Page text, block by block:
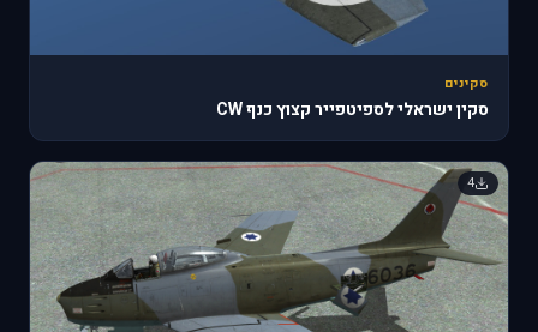
סקינים
סקין ישראלי לספיטפייר קצוץ כנף CW
4